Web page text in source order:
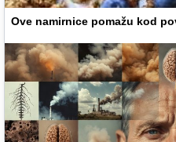
Ove namirnice pomažu kod